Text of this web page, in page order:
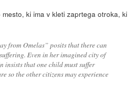
ki ima v kleti zaprtega otroka, ki
from Omelas” posits that there can
Even in her imagined city of
insists that one child must suffer
so the other citizens may experience